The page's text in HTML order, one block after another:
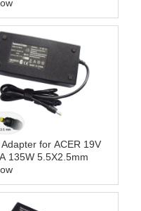
for ACER 19V
135W 5.5X2.5mm